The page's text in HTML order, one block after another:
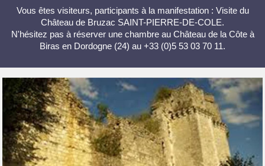
Vous êtes visiteurs, participants à la manifestation : Visite du
Château de Bruzac SAINT-PIERRE-DE-COLE.
N'hésitez pas à réserver une chambre au Château de la Côte à
Biras en Dordogne (24) au +33 (0)5 53 03 70 11.